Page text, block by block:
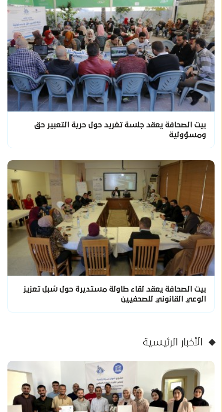
بيت الصحافة يعقد جلسة تغريد حول حرية التعبير حق
ومسؤولية
بيت الصحافة يعقد لقاء طاولة مستديرة حول سُبل تعزيز
الوعي القانوني للصحفيين
الأخبار الرئيسية